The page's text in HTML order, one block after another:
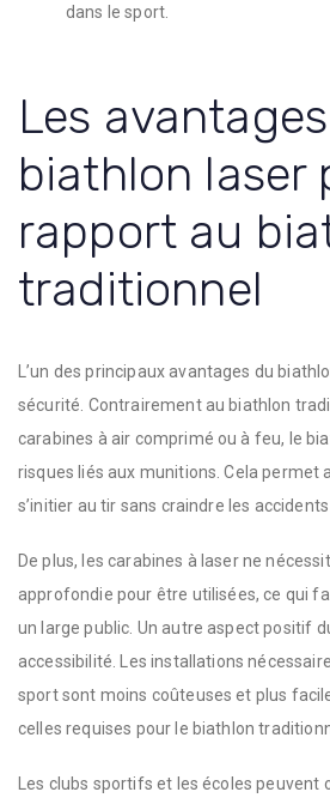
dans le sport.
Les
biathlon laser
rapport au
traditionnel
L’un des principaux avantages du
sécurité. Contrairement au biathlon
carabines à air comprimé ou à feu, le
risques liés aux munitions. Cela permet
s’initier au tir sans craindre les
De plus, les carabines à laser ne
approfondie pour être utilisées, ce qui
un large public. Un autre aspect positif
accessibilité. Les installations
sport sont moins coûteuses et plus
celles requises pour le biathlon
Les clubs sportifs et les écoles peuvent